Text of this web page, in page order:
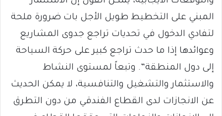
المبني على التخطيط طويل الأجل بات ضرورة ملحة
لتفادي الدخول في تحديات تراجع جدوى المشاريع
وعوائدها إذا ما حدث تراجع كبير على حركة السياحة
إلى دول المنطقة”. وتبعاً لمستوى النشاط
والاستثمار والتشغيل والتنافسية، لا يمكن الحديث
عن الانجازات لدى القطاع الفندقي من دون التطرق